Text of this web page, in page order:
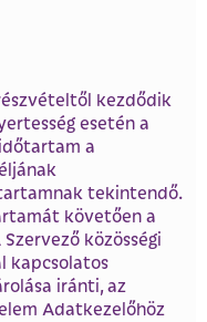
kezdődik
esetén a
a
tekintendő.
követően a
közösségi
kapcsolatos
iránti, az
Adatkezelőhöz